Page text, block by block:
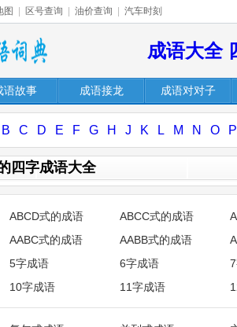
图 区号查询 油价查询 汽车时刻
成语大全
语故事 成语接龙 成语对对子
B C D E F G H J K L M N O P
四字成语大全
ABCD式的成语 ABCC式的成语
AABC式的成语 AABB式的成语
5字成语 6字成语
10字成语 11字成语